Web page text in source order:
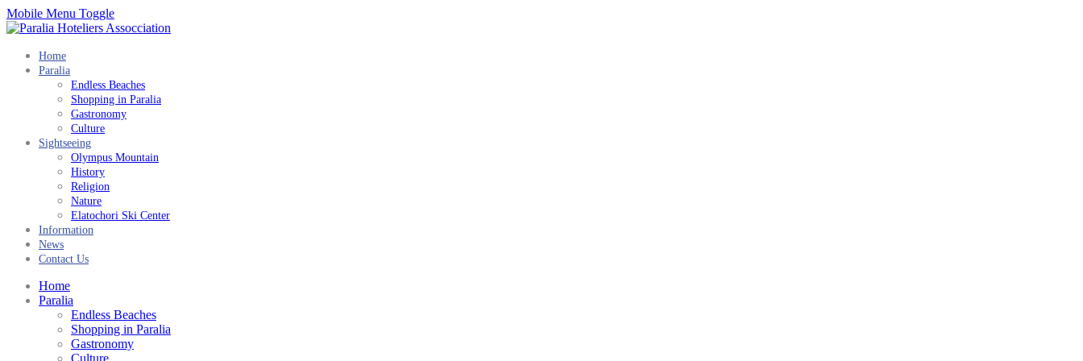
Mobile Menu Toggle
Home
Paralia
Endless Beaches
Shopping in Paralia
Gastronomy
Culture
Sightseeing
Olympus Mountain
History
Religion
Nature
Elatochori Ski Center
Information
News
Contact Us
Home
Paralia
Endless Beaches
Shopping in Paralia
Gastronomy
Culture